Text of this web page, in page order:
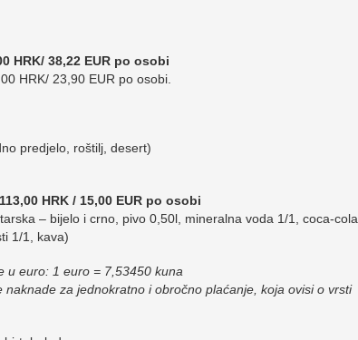
HRK/ 38,22 EUR po osobi
HRK/ 23,90 EUR po osobi.
predjelo, roštilj, desert)
HRK / 15,00 EUR po osobi
– bijelo i crno, pivo 0,50l, mineralna voda 1/1, coca-cola
1/1, kava)
u euro: 1 euro = 7,53450 kuna
naknade za jednokratno i obročno plaćanje, koja ovisi o vrsti